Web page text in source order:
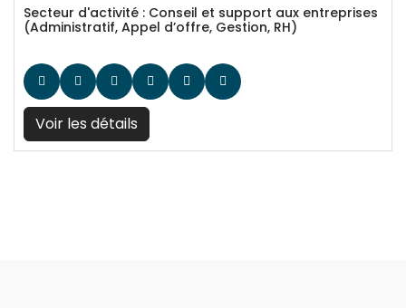
Secteur d'activité : Conseil et support aux entreprises
(Administratif, Appel d’offre, Gestion, RH)
Voir les détails